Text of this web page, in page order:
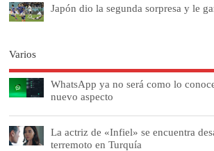
Japón dio la segunda sorpresa y le
Varios
WhatsApp ya no será como lo
nuevo aspecto
La actriz de «Infiel» se encuentra
terremoto en Turquía